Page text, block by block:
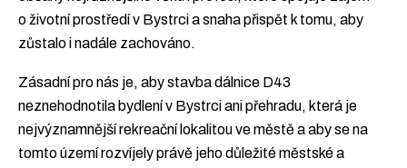
Podpořte nás
o životní prostředí v Bystrci a snaha přispět k tomu, aby
zůstalo i nadále zachováno.
Zásadní pro nás je, aby stavba dálnice D43
neznehodnotila bydlení v Bystrci ani přehradu, která je
nejvýznamnější rekreační lokalitou ve městě a aby se na
tomto území rozvíjely právě jeho důležité městské a